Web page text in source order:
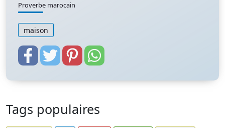
Proverbe marocain
maison
Tags populaires